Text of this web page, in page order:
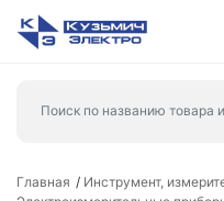
Главная
Инструмент,